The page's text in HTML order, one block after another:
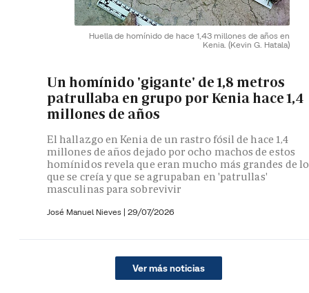
Huella de homínido de hace 1,43 millones de años en
Kenia. (Kevin G. Hatala)
Un homínido 'gigante' de 1,8 metros
patrullaba en grupo por Kenia hace 1,4
millones de años
El hallazgo en Kenia de un rastro fósil de hace 1,4
millones de años dejado por ocho machos de estos
homínidos revela que eran mucho más grandes de lo
que se creía y que se agrupaban en 'patrullas'
masculinas para sobrevivir
José Manuel Nieves | 29/07/2026
Ver más noticias